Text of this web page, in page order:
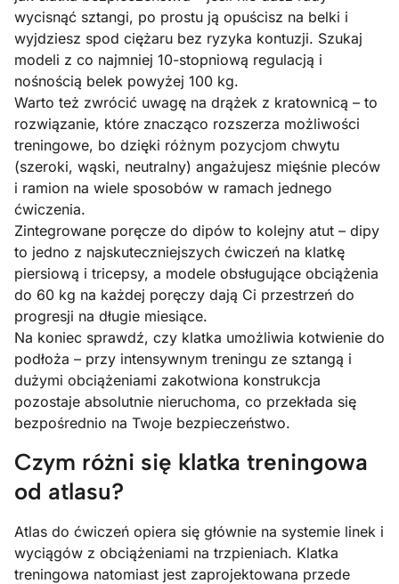
wycisnąć sztangi, po prostu ją opuścisz na belki i
wyjdziesz spod ciężaru bez ryzyka kontuzji. Szukaj
modeli z co najmniej 10-stopniową regulacją i
nośnością belek powyżej 100 kg.
Warto też zwrócić uwagę na drążek z kratownicą – to
rozwiązanie, które znacząco rozszerza możliwości
treningowe, bo dzięki różnym pozycjom chwytu
(szeroki, wąski, neutralny) angażujesz mięśnie pleców
i ramion na wiele sposobów w ramach jednego
ćwiczenia.
Zintegrowane poręcze do dipów to kolejny atut – dipy
to jedno z najskuteczniejszych ćwiczeń na klatkę
piersiową i tricepsy, a modele obsługujące obciążenia
do 60 kg na każdej poręczy dają Ci przestrzeń do
progresji na długie miesiące.
Na koniec sprawdź, czy klatka umożliwia kotwienie do
podłoża – przy intensywnym treningu ze sztangą i
dużymi obciążeniami zakotwiona konstrukcja
pozostaje absolutnie nieruchoma, co przekłada się
bezpośrednio na Twoje bezpieczeństwo.
Czym różni się klatka treningowa
od atlasu?
Atlas do ćwiczeń opiera się głównie na systemie linek i
wyciągów z obciążeniami na trzpieniach. Klatka
treningowa natomiast jest zaprojektowana przede